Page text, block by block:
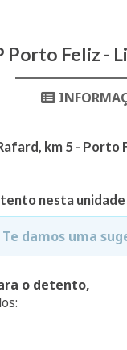
Porto Feliz -
km 5 - Porto
nesta
damos uma
o detento,